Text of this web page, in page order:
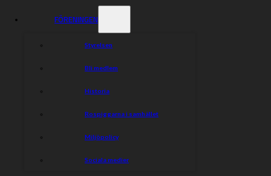
FÖRENINGEN
Styrelsen
Bli medlem
Historia
Rospiggarna i samhället
Miljöpolicy
Sociala medier